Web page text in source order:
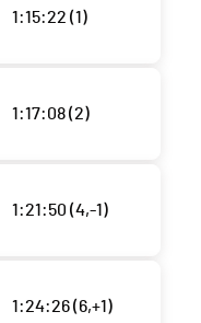
1:15:22 (1)
1:17:08 (2)
1:21:50 (4,-1)
1:24:26 (6,+1)